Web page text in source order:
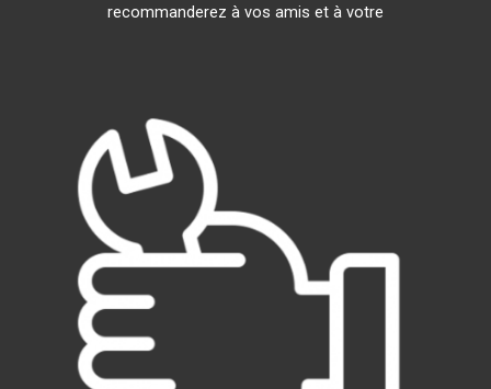
recommanderez à vos amis et à votre